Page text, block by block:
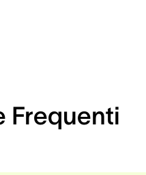
Frequenti